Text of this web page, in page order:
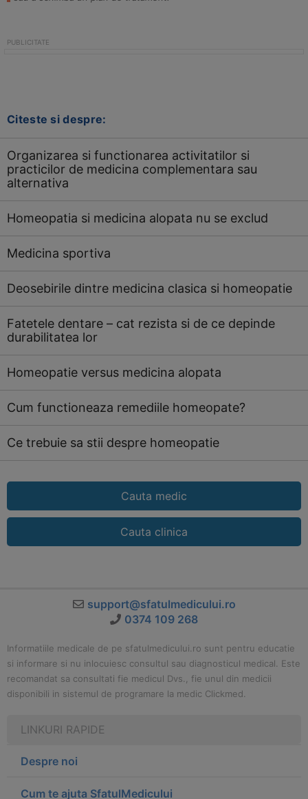
Citeste si despre:
Organizarea si functionarea activitatilor si
practicilor de medicina complementara sau
alternativa
Homeopatia si medicina alopata nu se exclud
Medicina sportiva
Deosebirile dintre medicina clasica si homeopatie
Fatetele dentare – cat rezista si de ce depinde
durabilitatea lor
Homeopatie versus medicina alopata
Cum functioneaza remediile homeopate?
Ce trebuie sa stii despre homeopatie
Cauta medic
Cauta clinica
support@sfatulmedicului.ro
0374 109 268
Informatiile medicale de pe sfatulmedicului.ro sunt pentru educatie
si informare si nu inlocuiesc consultul sau diagnosticul medical. Este
recomandat sa consultati fie medicul Dvs., fie unul din medicii
disponibili in sistemul de programare la medic Clickmed.
LINKURI RAPIDE
Despre noi
Cum te ajuta SfatulMedicului